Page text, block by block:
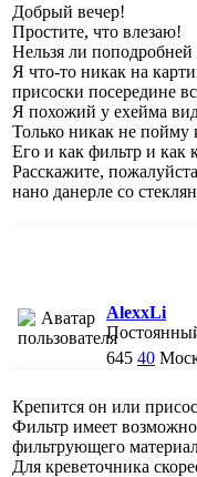
Добрый вечер!
Простите, что влезаю!
Нельзя ли поподробней
Я что-то никак на
присоски посередине
Я похожий у ехейма
Только никак не пойму
Его и как фильтр и как
Расскажите,
нано данерле со
AlexxLi
645 40
Крепится он или
Фильтр имеет
фильтрующего
Для креветочника